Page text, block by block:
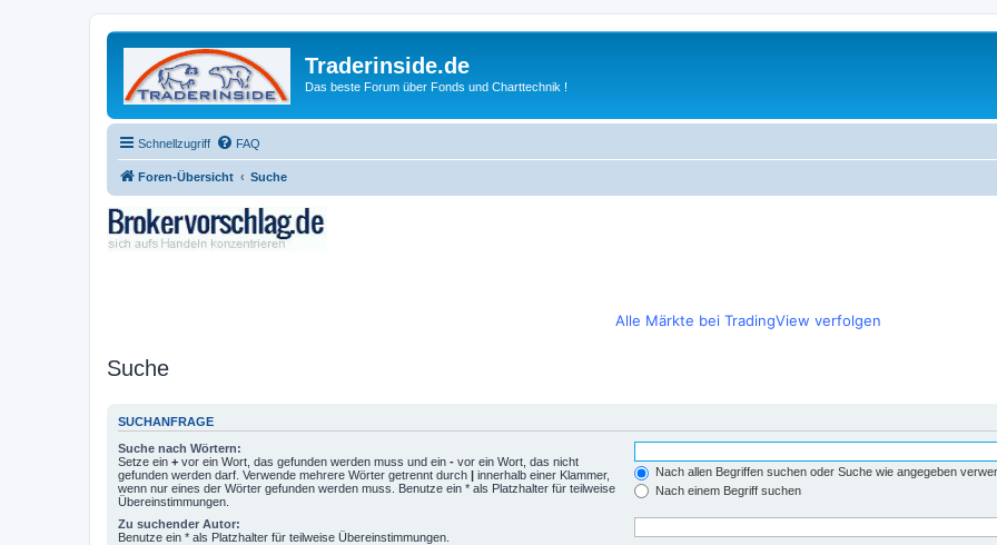
Traderinside.de
Das beste Forum über Fonds und Charttechnik !
Schnellzugriff FAQ
Foren-Übersicht Suche
Alle Märkte bei TradingView verfolgen
Suche
SUCHANFRAGE
Suche nach Wörtern:
Setze ein + vor ein Wort, das gefunden werden muss und ein - vor ein Wort, das nicht
gefunden werden darf. Verwende mehrere Wörter getrennt durch | innerhalb einer Klammer,
wenn nur eines der Wörter gefunden werden muss. Benutze ein * als Platzhalter für teilweise
Übereinstimmungen.
Nach allen Begriffen suchen oder Suche wie angegeben
Nach einem Begriff suchen
Zu suchender Autor:
Benutze ein * als Platzhalter für teilweise Übereinstimmungen.